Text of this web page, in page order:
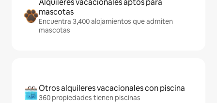
Alquileres vacacionales aptos para
mascotas
Encuentra 3,400 alojamientos que admiten
mascotas
Otros alquileres vacacionales con piscina
360 propiedades tienen piscinas